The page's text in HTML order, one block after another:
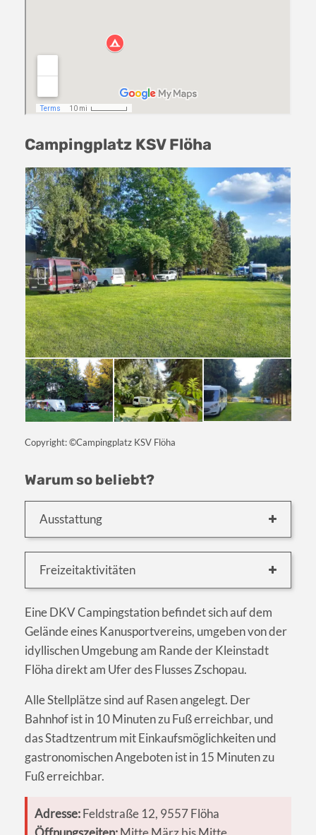
Campingplatz KSV Flöha
Copyright: ©Campingplatz KSV Flöha
Warum so beliebt?
Ausstattung
Freizeitaktivitäten
Eine DKV Campingstation befindet sich auf dem
Gelände eines Kanusportvereins, umgeben von der
idyllischen Umgebung am Rande der Kleinstadt
Flöha direkt am Ufer des Flusses Zschopau.
Alle Stellplätze sind auf Rasen angelegt. Der
Bahnhof ist in 10 Minuten zu Fuß erreichbar, und
das Stadtzentrum mit Einkaufsmöglichkeiten und
gastronomischen Angeboten ist in 15 Minuten zu
Fuß erreichbar.
Adresse:Feldstraße 12, 9557 Flöha